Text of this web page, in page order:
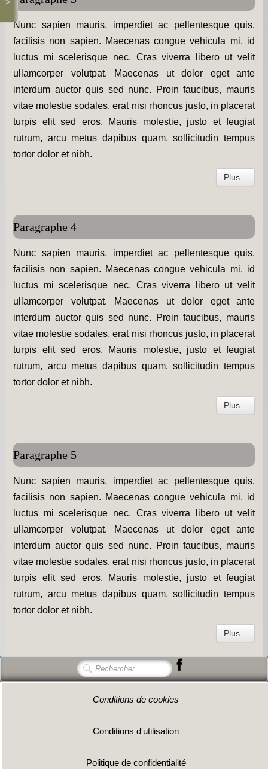
Nunc sapien mauris, imperdiet ac pellentesque quis,
facilisis non sapien. Maecenas congue vehicula mi, id
luctus mi scelerisque nec. Cras viverra libero ut velit
ullamcorper volutpat. Maecenas ut dolor eget ante
interdum auctor quis sed nunc. Proin faucibus, mauris
vitae molestie sodales, erat nisi rhoncus justo, in placerat
turpis elit sed eros. Mauris molestie, justo et feugiat
rutrum, arcu metus dapibus quam, sollicitudin tempus
tortor dolor et nibh.
Plus...
Paragraphe 4
Nunc sapien mauris, imperdiet ac pellentesque quis,
facilisis non sapien. Maecenas congue vehicula mi, id
luctus mi scelerisque nec. Cras viverra libero ut velit
ullamcorper volutpat. Maecenas ut dolor eget ante
interdum auctor quis sed nunc. Proin faucibus, mauris
vitae molestie sodales, erat nisi rhoncus justo, in placerat
turpis elit sed eros. Mauris molestie, justo et feugiat
rutrum, arcu metus dapibus quam, sollicitudin tempus
tortor dolor et nibh.
Plus...
Paragraphe 5
Nunc sapien mauris, imperdiet ac pellentesque quis,
facilisis non sapien. Maecenas congue vehicula mi, id
luctus mi scelerisque nec. Cras viverra libero ut velit
ullamcorper volutpat. Maecenas ut dolor eget ante
interdum auctor quis sed nunc. Proin faucibus, mauris
vitae molestie sodales, erat nisi rhoncus justo, in placerat
turpis elit sed eros. Mauris molestie, justo et feugiat
rutrum, arcu metus dapibus quam, sollicitudin tempus
tortor dolor et nibh.
Plus...
Conditions de cookies
Conditions d'utilisation
Politique de confidentialité